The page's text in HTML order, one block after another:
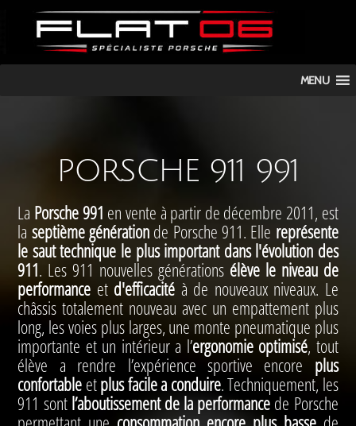
FLAT
MENU
PORSCHE 911 991
La Porsche 991 en vente à partir de décembre 2011, est
la septième générationde Porsche 911. Elle représente
le saut technique le plus important dans l'évolution des
911. Les 911 nouvelles générations élève le niveau de
performance et d'efficacité à de nouveaux niveaux. Le
châssis totalement nouveau avec un empattement plus
long, les voies plus larges, une monte pneumatique plus
importante et un intérieur a l’ergonomie optimisé, tout
élève a rendre l’expérience sportive encore plus
confortableetplus facile a conduire. Techniquement, les
911 sontl’aboutissement de la performancede Porsche